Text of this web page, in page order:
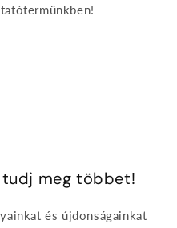
tudj meg többet!
és újdonságainkat